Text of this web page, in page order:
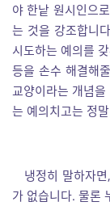
야 한낱 원시인으
는 것을 강조합니
시도하는 예의를
등을 손수 해결해
교양이라는 개념
는 예의치고는 정
냉정히 말하자
가 없습니다. 물론